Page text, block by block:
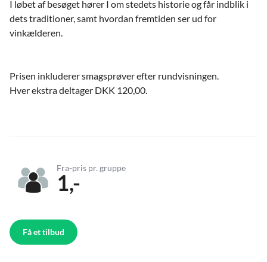
I løbet af besøget hører I om stedets historie og får indblik i
dets traditioner, samt hvordan fremtiden ser ud for
vinkælderen.
Prisen inkluderer smagsprøver efter rundvisningen.
Hver ekstra deltager DKK 120,00.
Fra-pris pr. gruppe
1,-
Få et tilbud